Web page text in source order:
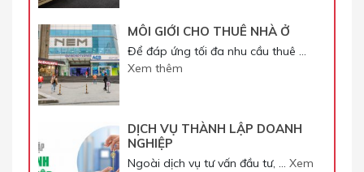
MÔI GIỚI CHO THUÊ NHÀ Ở
Để đáp ứng tối đa nhu cầu thuê …
Xem thêm
DỊCH VỤ THÀNH LẬP DOANH
NGHIỆP
Ngoài dịch vụ tư vấn đầu tư, … Xem